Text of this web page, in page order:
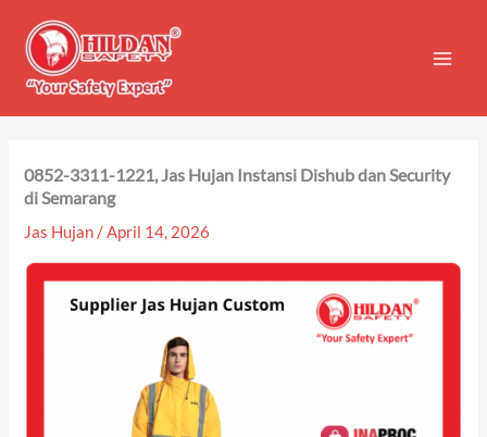
content
0852-3311-1221, Jas Hujan Instansi Dishub dan Security
di Semarang
Jas Hujan/April 14, 2026